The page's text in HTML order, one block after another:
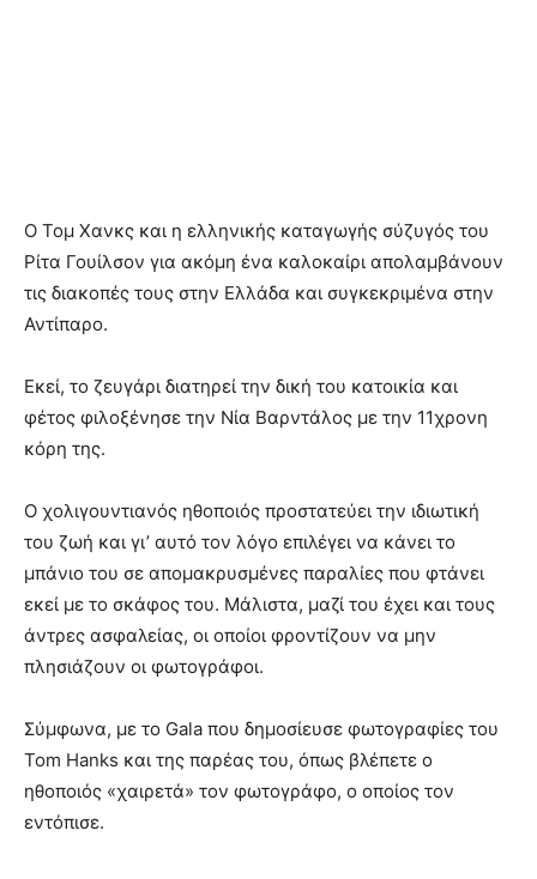
Ο Τομ Χανκς και η ελληνικής καταγωγής σύζυγός του
Ρίτα Γουίλσον για ακόμη ένα καλοκαίρι απολαμβάνουν
τις διακοπές τους στην Ελλάδα και συγκεκριμένα στην
Αντίπαρο.
Εκεί, το ζευγάρι διατηρεί την δική του κατοικία και
φέτος φιλοξένησε την Νία Βαρντάλος με την 11χρονη
κόρη της.
Ο χολιγουντιανός ηθοποιός προστατεύει την ιδιωτική
του ζωή και γι’ αυτό τον λόγο επιλέγει να κάνει το
μπάνιο του σε απομακρυσμένες παραλίες που φτάνει
εκεί με το σκάφος του. Μάλιστα, μαζί του έχει και τους
άντρες ασφαλείας, οι οποίοι φροντίζουν να μην
πλησιάζουν οι φωτογράφοι.
Σύμφωνα, με το Gala που δημοσίευσε φωτογραφίες του
Tom Hanks και της παρέας του, όπως βλέπετε ο
ηθοποιός «χαιρετά» τον φωτογράφο, ο οποίος τον
εντόπισε.